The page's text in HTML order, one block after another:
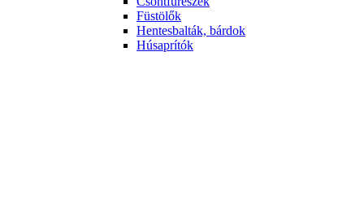
Füstölők
Hentesbalták, bárdok
Húsaprítók